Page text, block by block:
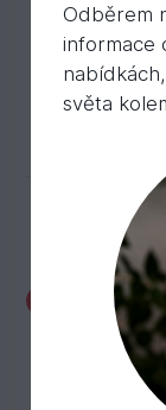
Sleva 50%
Odběrem
informace
světa